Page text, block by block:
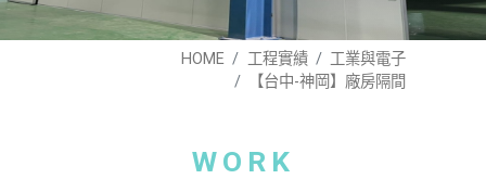
HOME 工程實績
工業與電子
【台中-神岡】廠房隔間
WORK